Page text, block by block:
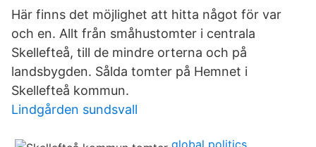
Här finns det möjlighet att hitta något för var
och en. Allt från småhustomter i centrala
Skellefteå, till de mindre orterna och på
landsbygden. Sålda tomter på Hemnet i
Skellefteå kommun.
Lindgården sundsvall
global politics